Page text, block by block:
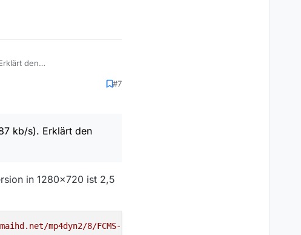
den
für diese Serie ein
Man muss künftig also
#7
kb/s). Erklärt den
in 1280x720 ist 2,5
mp4dyn2/8/FCMS-89100f0c-a6e0-4c61-8430-6b81e2ef7792-